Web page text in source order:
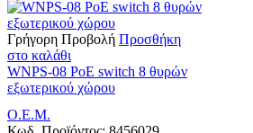
Γρήγορη Προβολή Προσθήκη
στο καλάθι
WNPS-08 PoE switch 8 θυρών
εξωτερικού χώρου
Ο.Ε.Μ.